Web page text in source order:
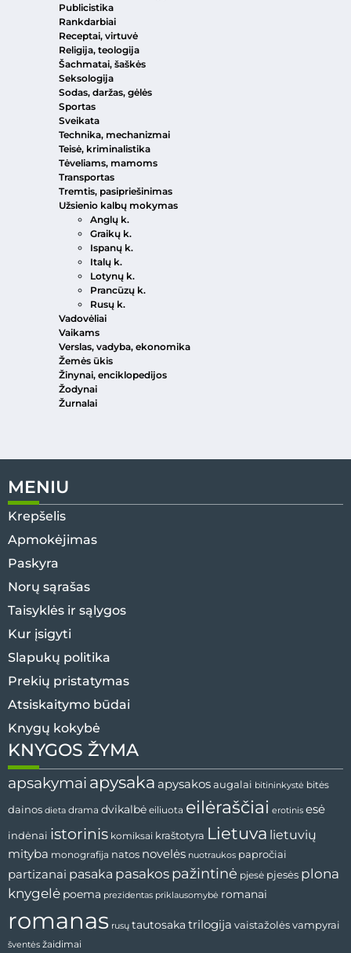
Publicistika
Rankdarbiai
Receptai, virtuvė
Religija, teologija
Šachmatai, šaškės
Seksologija
Sodas, daržas, gėlės
Sportas
Sveikata
Technika, mechanizmai
Teisė, kriminalistika
Tėveliams, mamoms
Transportas
Tremtis, pasipriešinimas
Užsienio kalbų mokymas
Anglų k.
Graikų k.
Ispanų k.
Italų k.
Lotynų k.
Prancūzų k.
Rusų k.
Vadovėliai
Vaikams
Verslas, vadyba, ekonomika
Žemės ūkis
Žinynai, enciklopedijos
Žodynai
Žurnalai
MENIU
Krepšelis
Apmokėjimas
Paskyra
Norų sąrašas
Taisyklės ir sąlygos
Kur įsigyti
Slapukų politika
Prekių pristatymas
Atsiskaitymo būdai
Knygų kokybė
KNYGOS ŽYMA
apsakymai apysaka apysakos augalai bitininkystė bitės
dainos dieta drama dvikalbė eiliuota eilėraščiai erotinis esė
indėnai istorinis komiksai kraštotyra Lietuva lietuvių
mityba monografija natos novelės nuotraukos papročiai
partizanai pasaka pasakos pažintinė pjesė pjesės plona
knygelė poema prezidentas priklausomybė romanai
romanas rusų tautosaka trilogija vaistažolėsvampyrai
šventės žaidimai